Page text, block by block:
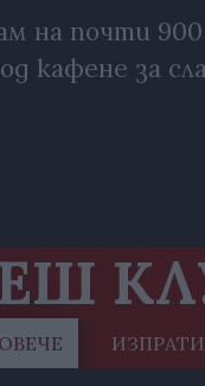
на почти
кафене за